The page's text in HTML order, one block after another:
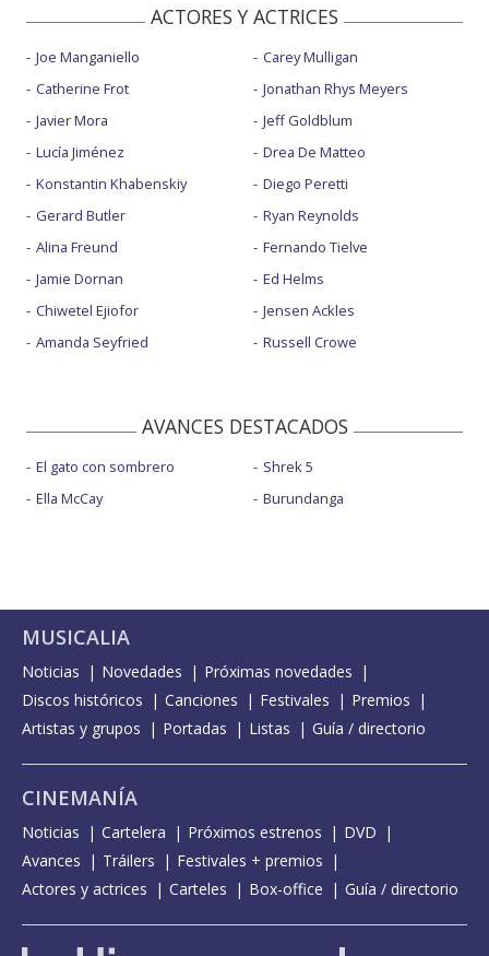
ACTORES Y ACTRICES
Joe Manganiello
Catherine Frot
Javier Mora
Lucía Jiménez
Konstantin Khabenskiy
Gerard Butler
Alina Freund
Jamie Dornan
Chiwetel Ejiofor
Amanda Seyfried
Carey Mulligan
Jonathan Rhys Meyers
Jeff Goldblum
Drea De Matteo
Diego Peretti
Ryan Reynolds
Fernando Tielve
Ed Helms
Jensen Ackles
Russell Crowe
AVANCES DESTACADOS
El gato con sombrero
Ella McCay
Shrek 5
Burundanga
MUSICALIA
Noticias Novedades
Próximas novedades
Discos históricos
Canciones Festivales
Premios
Artistas y grupos
Portadas Listas Guía / directorio
CINEMANÍA
Noticias Cartelera Próximos estrenos
DVD
Avances
Tráilers
Festivales + premios
Actores y actrices
Carteles Box-office Guía / directorio